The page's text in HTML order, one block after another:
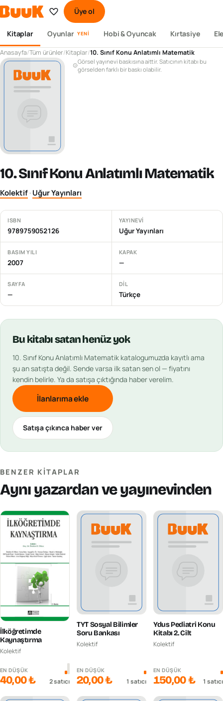
Üye ol
Kitaplar Oyunlar YENI Hobi & Oyuncak Kırtasiye
Anasayfa/Tüm ürünler/Kitaplar/10. Sınıf Konu Anlatımlı Matematik
Görsel yayınevi baskısına aittir. Satıcının kitabı bu
görselden farklı bir baskı olabilir.
10. Sınıf Konu Anlatımlı Matematik
Kolektif·Uğur Yayınları
ISBN
9789759052126
YAYINEVI
Uğur Yayınları
BASIM YILI
2007
KAPAK
—
SAYFA
—
DIL
Türkçe
Bu kitabısatan henüz yok
10. Sınıf Konu Anlatımlı Matematik katalogumuzda kayıtlı ama
şu an satışta değil. Sende varsa ilk satan sen ol — fiyatını
kendin belirle. Ya da satışa çıktığında haber verelim.
İlanlarıma ekle
Satışa çıkınca haber ver
BENZER KITAPLAR
Aynı yazardan ve yayınevinden
İlköğretimde
Kaynaştırma
Kolektif
EN DÜŞÜK
40,00 ₺ 2satıcı
TYT Sosyal Bilimler
Soru Bankası
Kolektif
EN DÜŞÜK
20,00 ₺ 1 satıcı
Ydus Pediatri Konu
Kitabı 2. Cilt
Kolektif
EN DÜŞÜK
150,00 ₺ 1 satıcı